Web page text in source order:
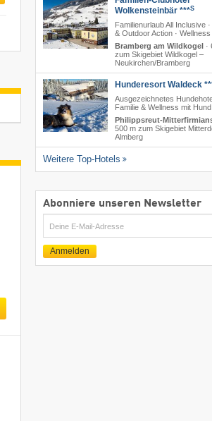
Wolkensteinbär ***S
Familienurlaub All Inclusive
& Outdoor Action · Wellness
Bramberg am Wildkogel ·
zum Skigebiet Wildkogel –
Neukirchen/​Bramberg
Hunderesort Waldeck
Ausgezeichnetes
Familie & Wellness mit Hund
Philippsreut-
500 m zum Skigebiet
Almberg
Weitere Top-Hotels
Abonniere unseren Newsletter
E-
Mail
Anmelden